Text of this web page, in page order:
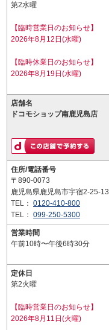
第2水曜
【臨時営業日のお知らせ】
2026年8月12日(水曜)
【臨時休業日のお知らせ】
2026年8月19日(水曜)
店舗名
ドコモショップ南鹿児島店
住所/電話番号
〒890-0073
鹿児島県鹿児島市宇宿2-25-13
TEL： 0120-410-800
TEL： 099-250-5300
営業時間
午前10時〜午後6時30分
定休日
第2火曜
【臨時営業日のお知らせ】
2026年8月11日(火曜)